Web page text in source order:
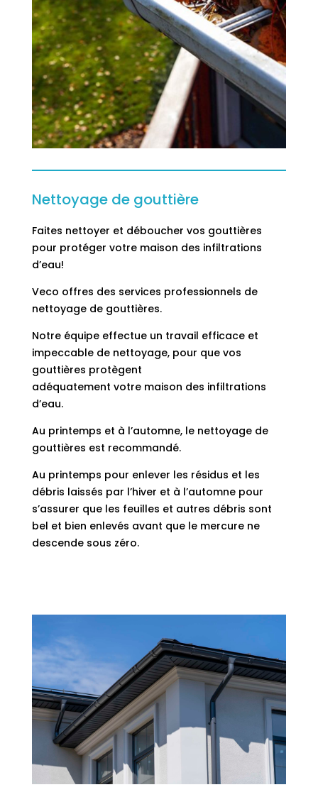
Nettoyage de gouttière
Faites nettoyer et déboucher vos gouttières
pour protéger votre maison des infiltrations
d’eau!
Veco offres des services professionnels de
nettoyage de gouttières.
Notre équipe effectue un travail efficace et
impeccable de nettoyage, pour que vos
gouttières protègent
adéquatement votre maison des infiltrations
d’eau.
Au printemps et à l’automne, le nettoyage de
gouttières est recommandé.
Au printemps pour enlever les résidus et les
débris laissés par l’hiver et à l’automne pour
s’assurer que les feuilles et autres débris sont
bel et bien enlevés avant que le mercure ne
descende sous zéro.